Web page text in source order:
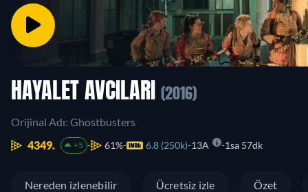
HAYALET AVCILARI (2016)
Orijinal Adı: Ghostbusters
4349.
+5 61% 6.8 (250k) 13A 1sa 57dk
Nereden izlenebilir Ücretsiz izle Özet